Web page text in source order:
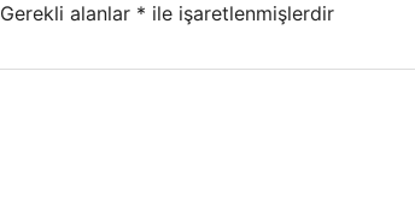
Gerekli alanlar * ile işaretlenmişlerdir